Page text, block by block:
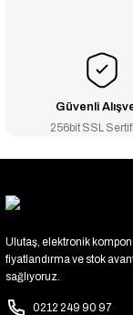
Güvenli
256bit SSL
Ulutaş, elektronik
fiyatlandırma ve stok
sağlıyoruz.
0212 249 90 97